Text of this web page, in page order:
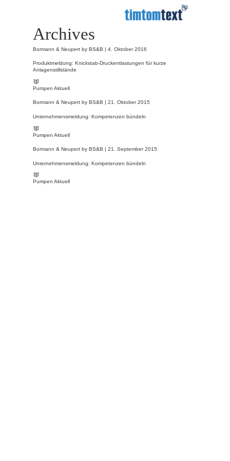
Archives
Bormann & Neupert by BS&B | 4. Oktober 2016
Produktmeldung: Knickstab-Druckentlastungen für kurze
Anlagenstillstände
Pumpen Aktuell
Bormann & Neupert by BS&B | 21. Oktober 2015
Unternehmensmeldung: Kompetenzen bündeln
Pumpen Aktuell
Bormann & Neupert by BS&B | 21. September 2015
Unternehmensmeldung: Kompetenzen bündeln
Pumpen Aktuell